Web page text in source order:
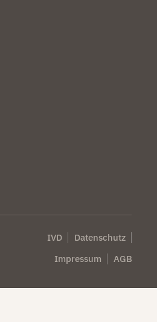
IVD
Datenschutz
Impressum
AGB